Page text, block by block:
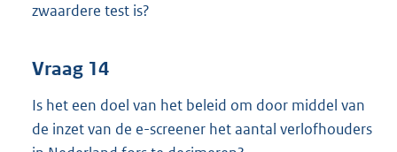
zwaardere test is?
Vraag 14
Is het een doel van het beleid om door middel van
de inzet van de e-screener het aantal verlofhouders